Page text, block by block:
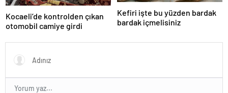
Kocaeli’de kontrolden çıkan
otomobil camiye girdi
Kefiri işte bu yüzden bardak
bardak içmelisiniz